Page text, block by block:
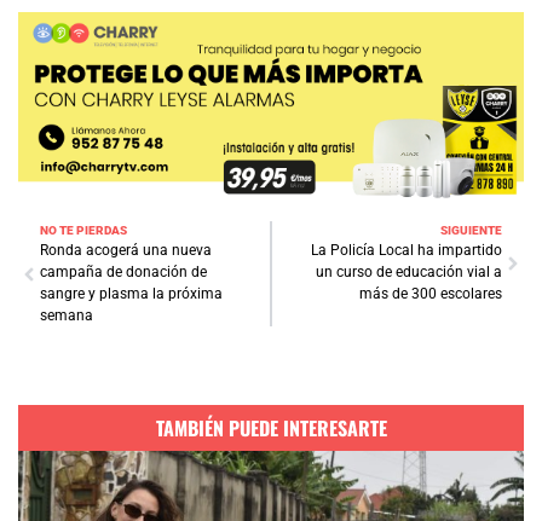
NO TE PIERDAS
Ronda acogerá una nueva
campaña de donación de
sangre y plasma la próxima
semana
SIGUIENTE
La Policía Local ha impartido
un curso de educación vial a
más de 300 escolares
TAMBIÉN PUEDE INTERESARTE